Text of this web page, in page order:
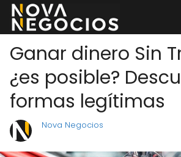
Ganar dinero Sin
¿es posible?
formas legítimas
Nova Negocios